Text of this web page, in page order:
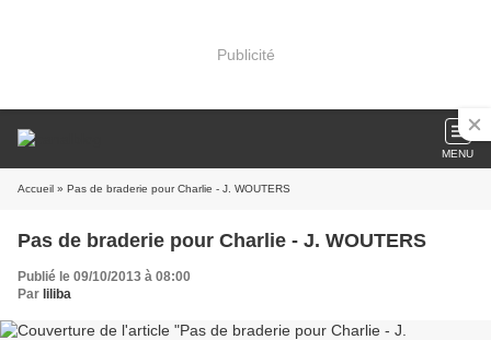
Publicité
MENU
Accueil » Pas de braderie pour Charlie - J. WOUTERS
Pas de braderie pour Charlie - J. WOUTERS
Publié le 09/10/2013 à 08:00
Par liliba